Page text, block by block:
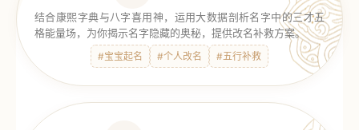
结合康熙字典与八字喜用神，运用大数据剖析名字中的三才五
格能量场，为你揭示名字隐藏的奥秘，提供改名补救方案。
#宝宝起名 #个人改名 #五行补救